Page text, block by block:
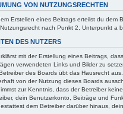
VON NUTZUNGSRECHTEN
Erstellen eines Beitrags erteilst du dem
nach Punkt 2, Unterpunkt a
DES NUTZERS
mit der Erstellung eines Beitrags,
verwendeten Links und Bilder zu
des Boards übt das Hausrecht
von der Nutzung dieses Boards
zur Kenntnis, dass der Betreiber
dein Benutzerkonto, Beiträge und
dem Betreiber darüber hinaus,